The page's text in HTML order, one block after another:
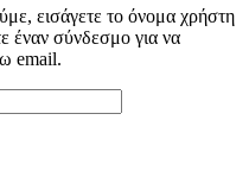
εισάγετε το όνομα χρήστη
έναν σύνδεσμο για να
email.